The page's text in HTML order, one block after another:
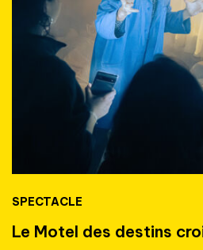
SPECTACLE
Le Motel des destins